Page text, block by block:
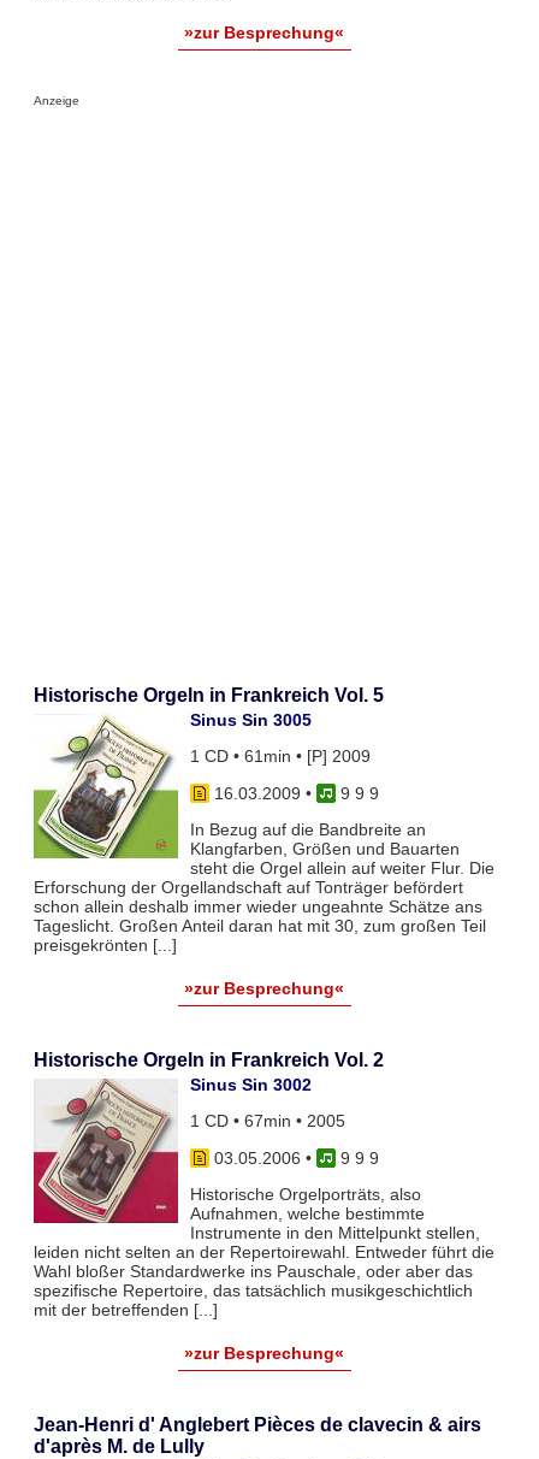
»zur Besprechung«
Anzeige
Historische Orgeln in Frankreich Vol. 5
Sinus Sin 3005
1 CD • 61min • [P] 2009
16.03.2009 •
9 9 9
In Bezug auf die Bandbreite an
Klangfarben, Größen und Bauarten
steht die Orgel allein auf weiter Flur. Die
Erforschung der Orgellandschaft auf Tonträger befördert
schon allein deshalb immer wieder ungeahnte Schätze ans
Tageslicht. Großen Anteil daran hat mit 30, zum großen Teil
preisgekrönten [...]
»zur Besprechung«
Historische Orgeln in Frankreich Vol. 2
Sinus Sin 3002
1 CD • 67min • 2005
03.05.2006 •
9 9 9
Historische Orgelporträts, also
Aufnahmen, welche bestimmte
Instrumente in den Mittelpunkt stellen,
leiden nicht selten an der Repertoirewahl. Entweder führt die
Wahl bloßer Standardwerke ins Pauschale, oder aber das
spezifische Repertoire, das tatsächlich musikgeschichtlich
mit der betreffenden [...]
»zur Besprechung«
Jean-Henri d' Anglebert Pièces de clavecin & airs
d'après M. de Lully